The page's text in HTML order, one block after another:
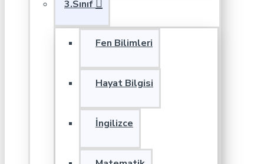
3.Sınıf
Fen Bilimleri
Hayat Bilgisi
İngilizce